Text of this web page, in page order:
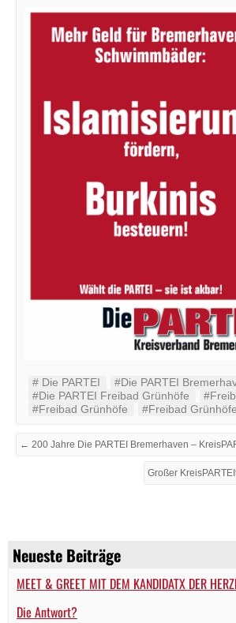
Neueste Beiträge
MEET & GREET MIT DEM KANDIDATX DER
Die Antwort?
#‬ ‪Die PARTEI‬
#Die PARTEI
#Die PARTEI Freibad Grünhöfe
#Freibad Grünhöfe
#Freibad
Großer